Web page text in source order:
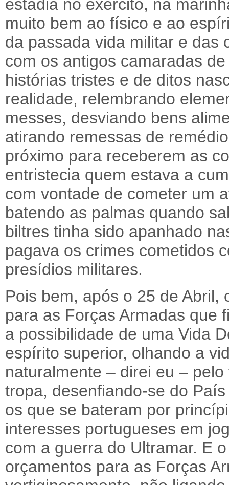
estadia no exército, na
muito bem ao físico e ao
da passada vida militar e das
com os antigos camaradas
histórias tristes e de ditos
realidade, relembrando
messes, desviando bens
atirando remessas de
próximo para receberem as
entristecia quem estava a
com vontade de cometer um
batendo as palmas quando
biltres tinha sido apanhado
pagava os crimes cometidos
presídios militares.
Pois bem, após o 25 de
para as Forças Armadas que
a possibilidade de uma Vida
espírito superior, olhando a
naturalmente – direi eu –
tropa, desenfiando-se do
os que se bateram por
interesses portugueses em
com a guerra do Ultramar. E
orçamentos para as Forças